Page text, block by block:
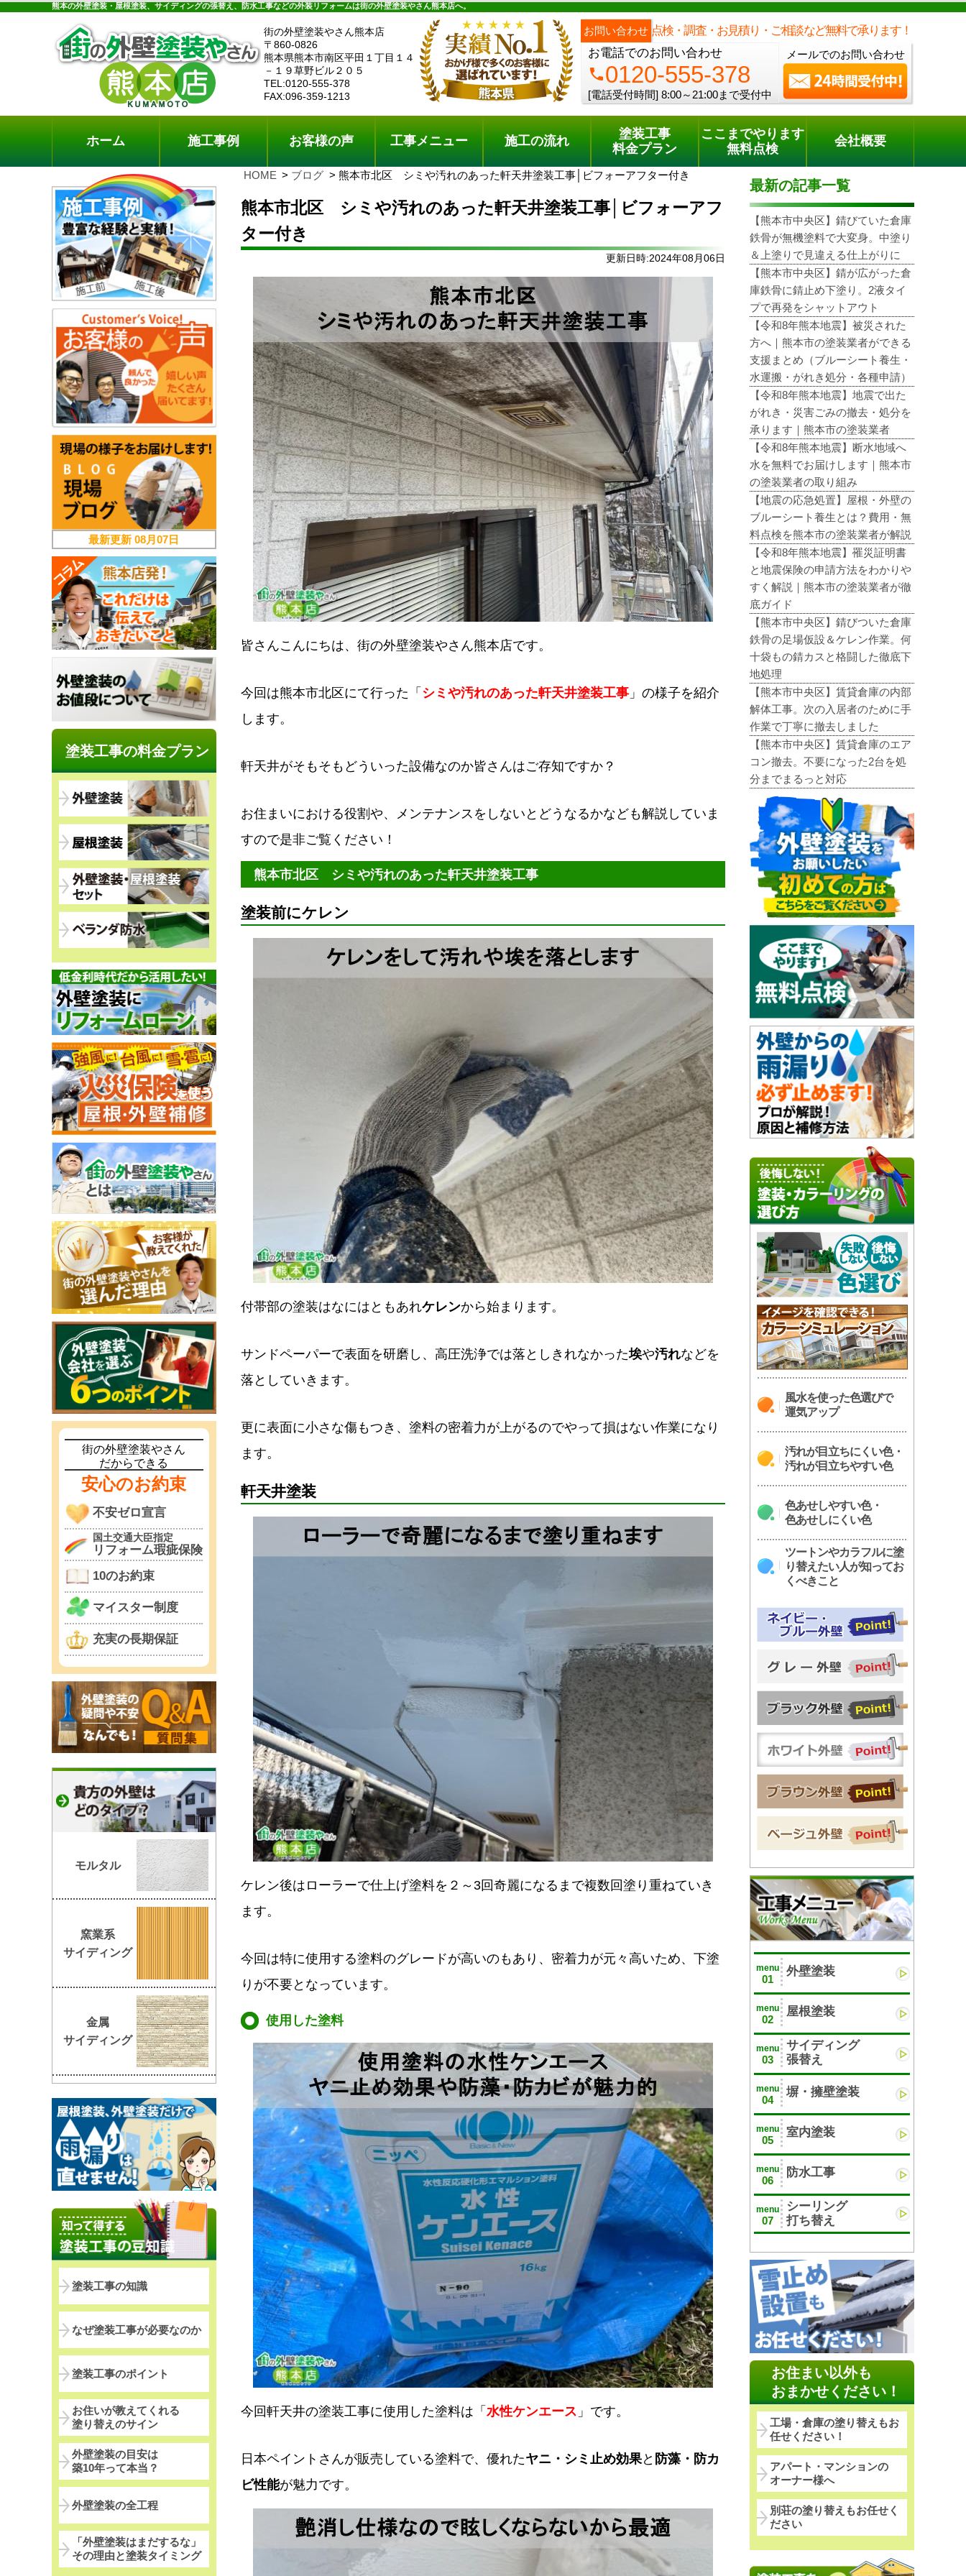
熊本の外壁塗装・屋根塗装、サイディングの張替え、防水工事などの外装リフォームは街の外壁塗装やさん熊本店へ。
街の外壁塗装やさん熊本店
〒860-0826
熊本県熊本市南区平田１丁目１４
－１９草野ビル２０５
TEL:0120-555-378
FAX:096-359-1213
お問い合わせ 点検・調査・お見積り・ご相談など無料で承ります！
お電話でのお問い合わせ
phone0120-555-378
[電話受付時間] 8:00～21:00まで受付中
メールでのお問い合わせ
料金プラン 無料点検
電話でのご相談 [8:00～21:00まで受付中]
phone0120-555-378
ホーム 施工事例 お客様の声 工事メニュー 施工の流れ
塗装工事
料金プラン
ここまでやります
無料点検
会社概要
HOME ブログ 熊本市北区 シミや汚れのあった軒天井塗装工事│ビフォーアフター付き
熊本市北区 シミや汚れのあった軒天井塗装工事│ビフォーアフ
ター付き
更新日時:2024年08月06日
皆さんこんにちは、街の外壁塗装やさん熊本店です。
今回は熊本市北区にて行った「 シミや汚れのあった軒天井塗装工事」の様子を紹介
します。
軒天井がそもそもどういった設備なのか皆さんはご存知ですか？
お住まいにおける役割や、メンテナンスをしないとどうなるかなども解説していま
すので是非ご覧ください！
熊本市北区 シミや汚れのあった軒天井塗装工事
塗装前にケレン
付帯部の塗装はなにはともあれケレンから始まります。
サンドペーパーで表面を研磨し、高圧洗浄では落としきれなかった埃や汚れなどを
落としていきます。
更に表面に小さな傷もつき、塗料の密着力が上がるのでやって損はない作業になり
ます。
軒天井塗装
ケレン後はローラーで仕上げ塗料を２～3回奇麗になるまで複数回塗り重ねていき
ます。
今回は特に使用する塗料のグレードが高いのもあり、密着力が元々高いため、下塗
りが不要となっています。
使用した塗料
今回軒天井の塗装工事に使用した塗料は「 水性ケンエース 」です。
日本ペイントさんが販売している塗料で、優れたヤニ・シミ止め効果と 防藻・防カ
ビ性能が魅力です。
最新の記事一覧
【熊本市中央区】錆びていた倉庫
鉄骨が無機塗料で大変身。中塗り
＆上塗りで見違える仕上がりに
【熊本市中央区】錆が広がった倉
庫鉄骨に錆止め下塗り。2液タイ
プで再発をシャットアウト
【令和8年熊本地震】被災された
方へ｜熊本市の塗装業者ができる
支援まとめ（ブルーシート養生・
水運搬・がれき処分・各種申請）
【令和8年熊本地震】地震で出た
がれき・災害ごみの撤去・処分を
承ります｜熊本市の塗装業者
【令和8年熊本地震】断水地域へ
水を無料でお届けします｜熊本市
の塗装業者の取り組み
【地震の応急処置】屋根・外壁の
ブルーシート養生とは？費用・無
料点検を熊本市の塗装業者が解説
【令和8年熊本地震】罹災証明書
と地震保険の申請方法をわかりや
すく解説｜熊本市の塗装業者が徹
底ガイド
【熊本市中央区】錆びついた倉庫
鉄骨の足場仮設＆ケレン作業。何
十袋もの錆カスと格闘した徹底下
地処理
【熊本市中央区】賃貸倉庫の内部
解体工事。次の入居者のために手
作業で丁寧に撤去しました
【熊本市中央区】賃貸倉庫のエア
コン撤去。不要になった2台を処
分までまるっと対応
風水を使った色選びで
運気アップ
汚れが目立ちにくい色・
汚れが目立ちやすい色
色あせしやすい色・
色あせしにくい色
ツートンやカラフルに塗
り替えたい人が知ってお
くべきこと
menu
01
外壁塗装
menu
02
屋根塗装
menu
03
サイディング
張替え
menu
04
塀・擁壁塗装
menu
05
室内塗装
menu
06
防水工事
menu
07
シーリング
打ち替え
お住まい以外も
おまかせください！
工場・倉庫の塗り替えもお
任せください！
アパート・マンションの
オーナー様へ
別荘の塗り替えもお任せく
ださい
最新更新08月07日
塗装工事の料金プラン
街の外壁塗装やさん
だからできる
安心のお約束
不安ゼロ宣言
国土交通大臣指定
リフォーム瑕疵保険
10のお約束
マイスター制度
充実の長期保証
モルタル
窯業系
サイディング
金属
サイディング
塗装工事の知識
なぜ塗装工事が必要なのか
塗装工事のポイント
お住いが教えてくれる
塗り替えのサイン
外壁塗装の目安は
築10年って本当？
外壁塗装の全工程
「外壁塗装はまだするな」
その理由と塗装タイミング